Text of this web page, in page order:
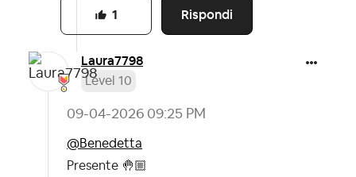
Rispondi
1
Laura7798
Level 10
‎09-04-2026 09:25 PM
@Benedetta
Presente 🤚🏼